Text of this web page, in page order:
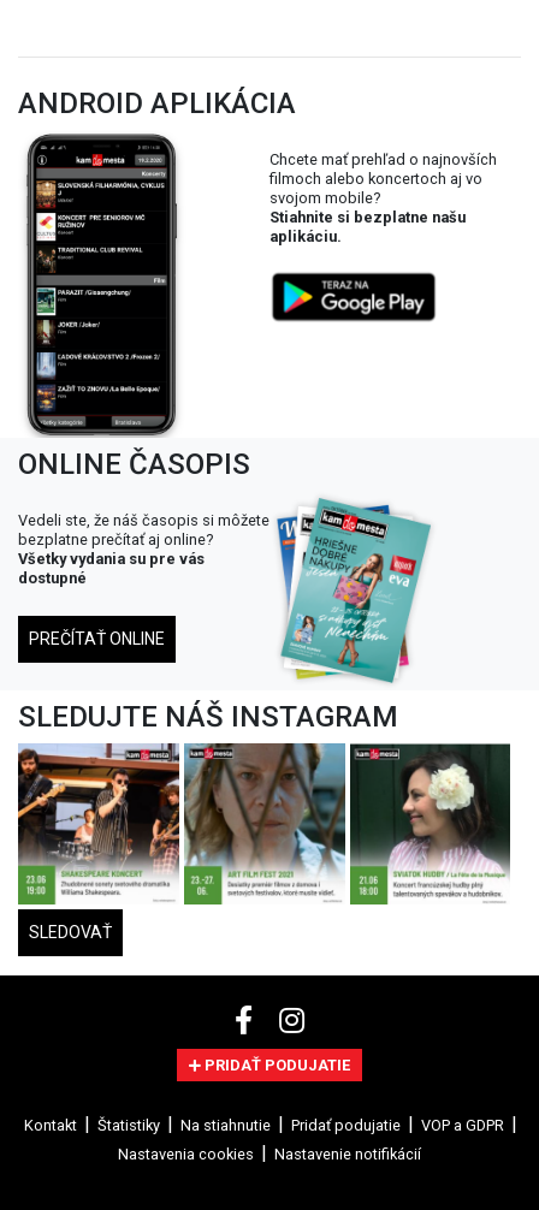
ANDROID APLIKÁCIA
Chcete mať prehľad o najnovších
filmoch alebo koncertoch aj vo
svojom mobile?
Stiahnite si bezplatne našu
aplikáciu.
ONLINE ČASOPIS
Vedeli ste, že náš časopis si môžete
bezplatne prečítať aj online?
Všetky vydania su pre vás
dostupné
PREČÍTAŤ ONLINE
SLEDUJTE NÁŠ INSTAGRAM
SLEDOVAŤ
PRIDAŤ PODUJATIE
Kontakt Štatistiky Na stiahnutie Pridať podujatie
VOP a GDPR
Nastavenia cookies
Nastavenie notifikácií